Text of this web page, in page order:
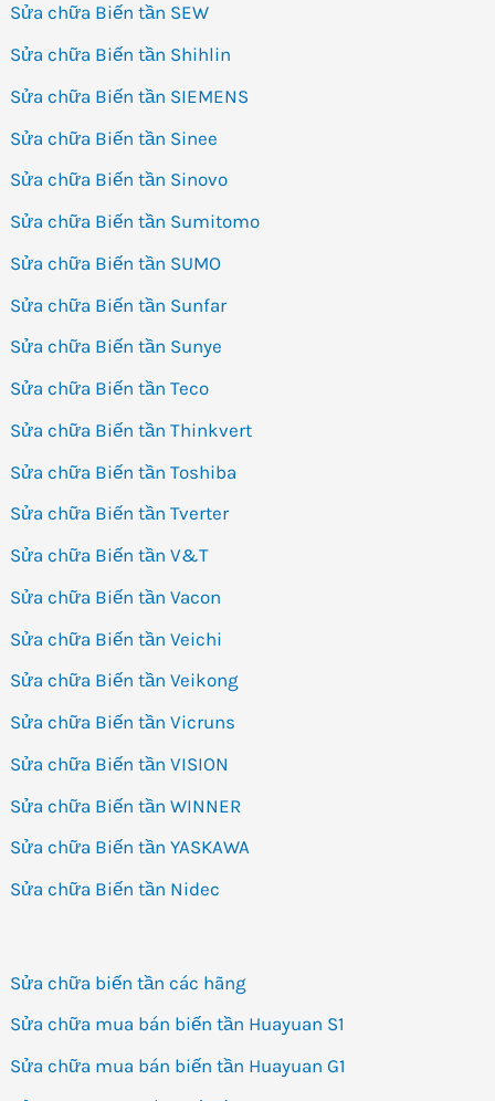
Sửa chữa Biến tần SEW
Sửa chữa Biến tần Shihlin
Sửa chữa Biến tần SIEMENS
Sửa chữa Biến tần Sinee
Sửa chữa Biến tần Sinovo
Sửa chữa Biến tần Sumitomo
Sửa chữa Biến tần SUMO
Sửa chữa Biến tần Sunfar
Sửa chữa Biến tần Sunye
Sửa chữa Biến tần Teco
Sửa chữa Biến tần Thinkvert
Sửa chữa Biến tần Toshiba
Sửa chữa Biến tần Tverter
Sửa chữa Biến tần V&T
Sửa chữa Biến tần Vacon
Sửa chữa Biến tần Veichi
Sửa chữa Biến tần Veikong
Sửa chữa Biến tần Vicruns
Sửa chữa Biến tần VISION
Sửa chữa Biến tần WINNER
Sửa chữa Biến tần YASKAWA
Sửa chữa Biến tần Nidec
Sửa chữa biến tần các hãng
Sửa chữa mua bán biến tần Huayuan S1
Sửa chữa mua bán biến tần Huayuan G1